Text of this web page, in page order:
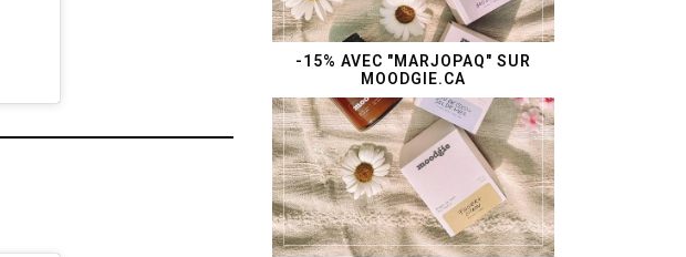
-15% AVEC "MARJOPAQ" SUR
MOODGIE.CA